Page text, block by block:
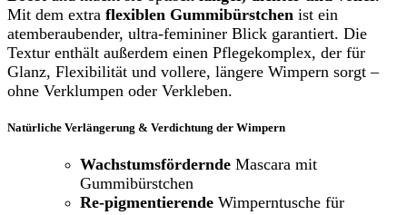
Mit dem extra flexiblen Gummibürstchen ist ein
atemberaubender, ultra-femininer Blick garantiert. Die
Textur enthält außerdem einen Pflegekomplex, der für
Glanz, Flexibilität und vollere, längere Wimpern sorgt –
ohne Verklumpen oder Verkleben.
Natürliche Verlängerung & Verdichtung der Wimpern
Wachstumsfördernde Mascara mit
Gummibürstchen
Re-pigmentierende Wimperntusche für